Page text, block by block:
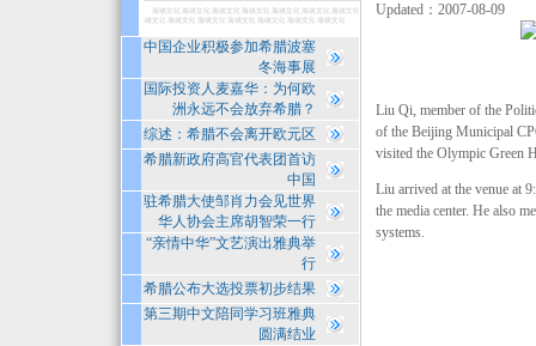
中国企业积极参加希腊波塞
冬海事展
国际投资人麦嘉华：为何欧
洲永远不会放弃希腊？
综述：希腊不会离开欧元区
希腊新政府高官代表团首访
中国
驻希腊大使邹肖力会见世界
华人协会主席胡智荣一行
“亲情中华”文艺演出雅典举
行
希腊公布大选投票初步结果
第三期中文陪同学习班雅典
圆满结业
Updated：2007-08-09
Liu Qi, member of the
of the Beijing Municipal
visited the Olympic Green
Liu arrived at the venue at
the media center. He also
systems.